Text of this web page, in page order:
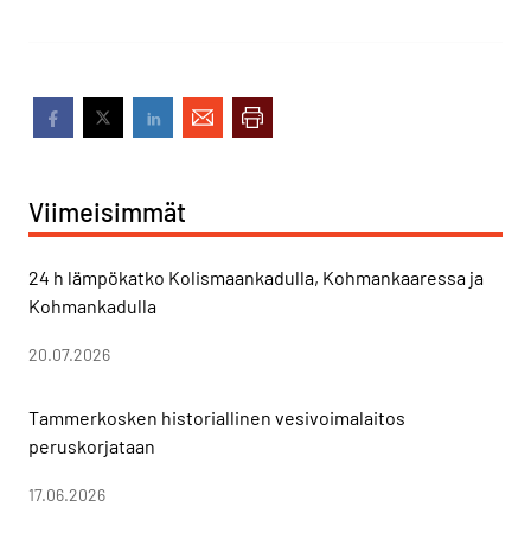
Viimeisimmät
24 h lämpökatko Kolismaankadulla, Kohmankaaressa ja
Kohmankadulla
20.07.2026
Tammerkosken historiallinen vesivoimalaitos
peruskorjataan
17.06.2026